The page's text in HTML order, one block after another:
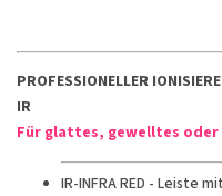
PROFESSIONELLER
IR
Für glattes, gewelltes oder
IR-INFRA RED - Leiste